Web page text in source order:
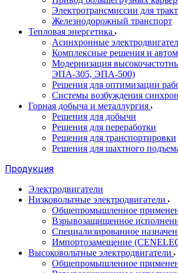
Электротрансмиссии для
Железнодорожный транспорт
Тепловая энергетика
Асинхронные
Комплексные решения и
Модернизация
ЭПА-305, ЭПА-500)
Решения для оптимизации
Системы возбуждения
Горная добыча и металлургия
Решения для добычи
Решения для переработки
Решения для транспортировки
Решения для шахтного
Продукция
Электродвигатели
Низковольтные электродвигатели
Общепромышленное
Взрывозащищенное
Специализированное
Импортозамещение
Высоковольтные электродвигатели
Общепромышленное